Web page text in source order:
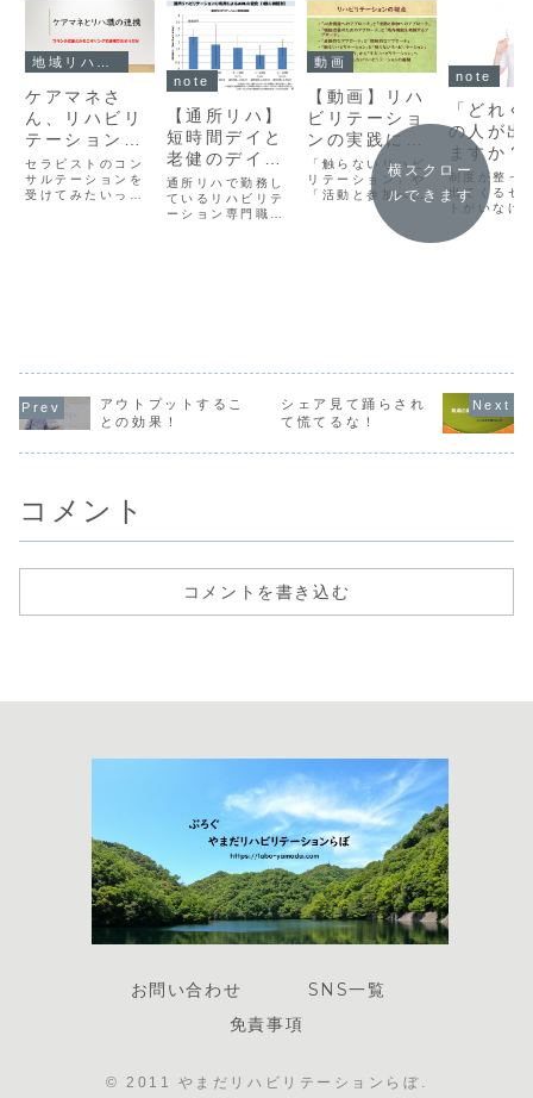
ケアマネさ
ん、リハビリ
テーションの
コンサルテー
ションいりま
せんか？
セラピストのコン
サルテーションを
受けてみたいって
note
【通所リハ】
短時間デイと
老健のデイ
2018の改定の
こと
通所リハで勤務し
ているリハビリテ
ーション専門職は
いかな？通所...
動画
【動画】リハ
ビリテーショ
ンの実践に必
要な6つの視
点
「触らないリハビ
リテーション」や
「活動と参加への
アプローチ」の必
要性を理解できて
いないセラピスト
す。
note
「どれ
の人が出
ますか？
健師さん
葉が胸に
刺さる
制度が整っ
出てくるセ
トがいなけ
域リハビリ
ョンていう
横スクロー
ルできます
アウトプットするこ
との効果！
シェア見て踊らされ
て慌てるな！
コメント
コメントを書き込む
お問い合わせ
SNS一覧
免責事項
© 2011 やまだリハビリテーションらぼ.